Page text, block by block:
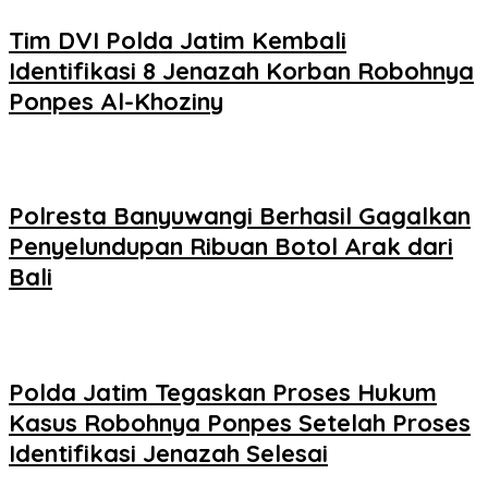
Tim DVI Polda Jatim Kembali
Identifikasi 8 Jenazah Korban Robohnya
Ponpes Al-Khoziny
Polresta Banyuwangi Berhasil Gagalkan
Penyelundupan Ribuan Botol Arak dari
Bali
Polda Jatim Tegaskan Proses Hukum
Kasus Robohnya Ponpes Setelah Proses
Identifikasi Jenazah Selesai